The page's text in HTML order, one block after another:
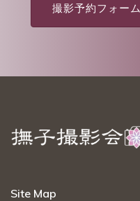
撮影予約フォーム
Site Map